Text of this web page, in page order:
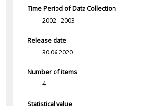
Time Period of Data Collection
2002 - 2003
Release date
30.06.2020
Number of items
4
Statistical value